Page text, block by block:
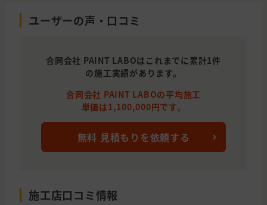
ユーザーの声・口コミ
合同会社 PAINT LABOはこれまでに累計1件
の施工実績があります。
合同会社 PAINT LABOの平均施工
単価は1,100,000円です。
無料 見積もりを依頼する
施工店口コミ情報